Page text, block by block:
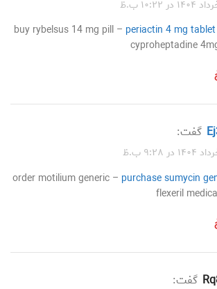
buy rybelsus 14 mg pill – periactin 4 mg tablet
cyproheptadine
گفت:
order motilium generic – purchase sumycin
flexeril
گفت: